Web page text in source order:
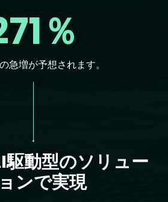
％
急増が予想されます。
動型のソリュー
ンで実現